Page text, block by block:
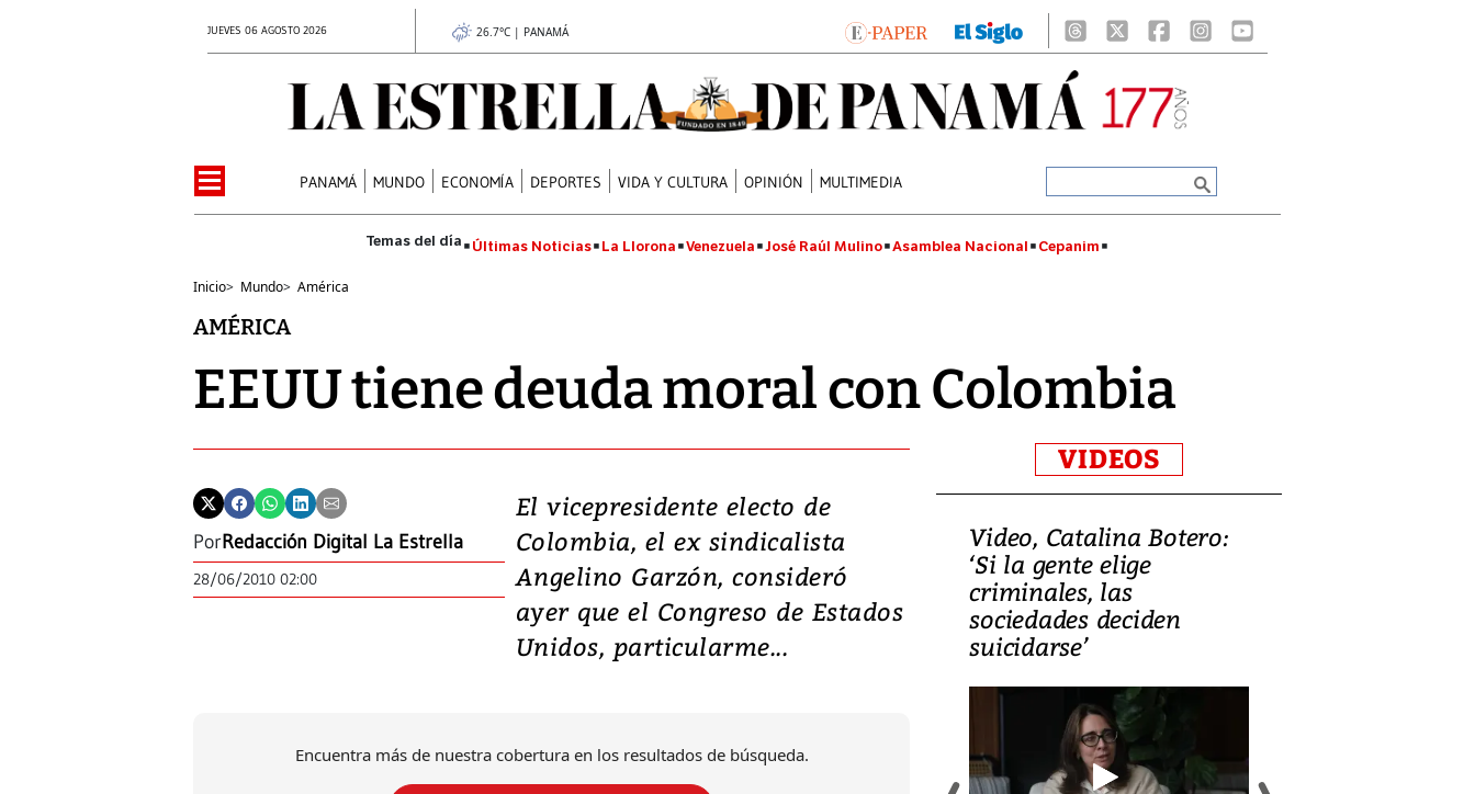
JUEVES 06 AGOSTO 2026 26.7°C | PANAMÁ
PANAMÁ MUNDO ECONOMÍA DEPORTES VIDA Y CULTURA OPINIÓN MULTIMEDIA
Últimas Noticias La Llorona Venezuela José Raúl Mulino Asamblea Nacional Cepanim
Inicio> Mundo> América
AMÉRICA
EEUU tiene deuda moral con Colombia
PorRedacción Digital La Estrella
28/06/2010 02:00
El vicepresidente electo de
Colombia, el ex sindicalista
Angelino Garzón, consideró
ayer que el Congreso de Estados
Unidos, particularme...
Encuentra más de nuestra cobertura en los resultados de búsqueda.
VIDEOS
Video, Japón: Terremoto
deja heridos y graves
daños en Kumamoto
Video, Catalina Botero:
‘Si la gente elige
criminales, las
sociedades deciden
suicidarse’